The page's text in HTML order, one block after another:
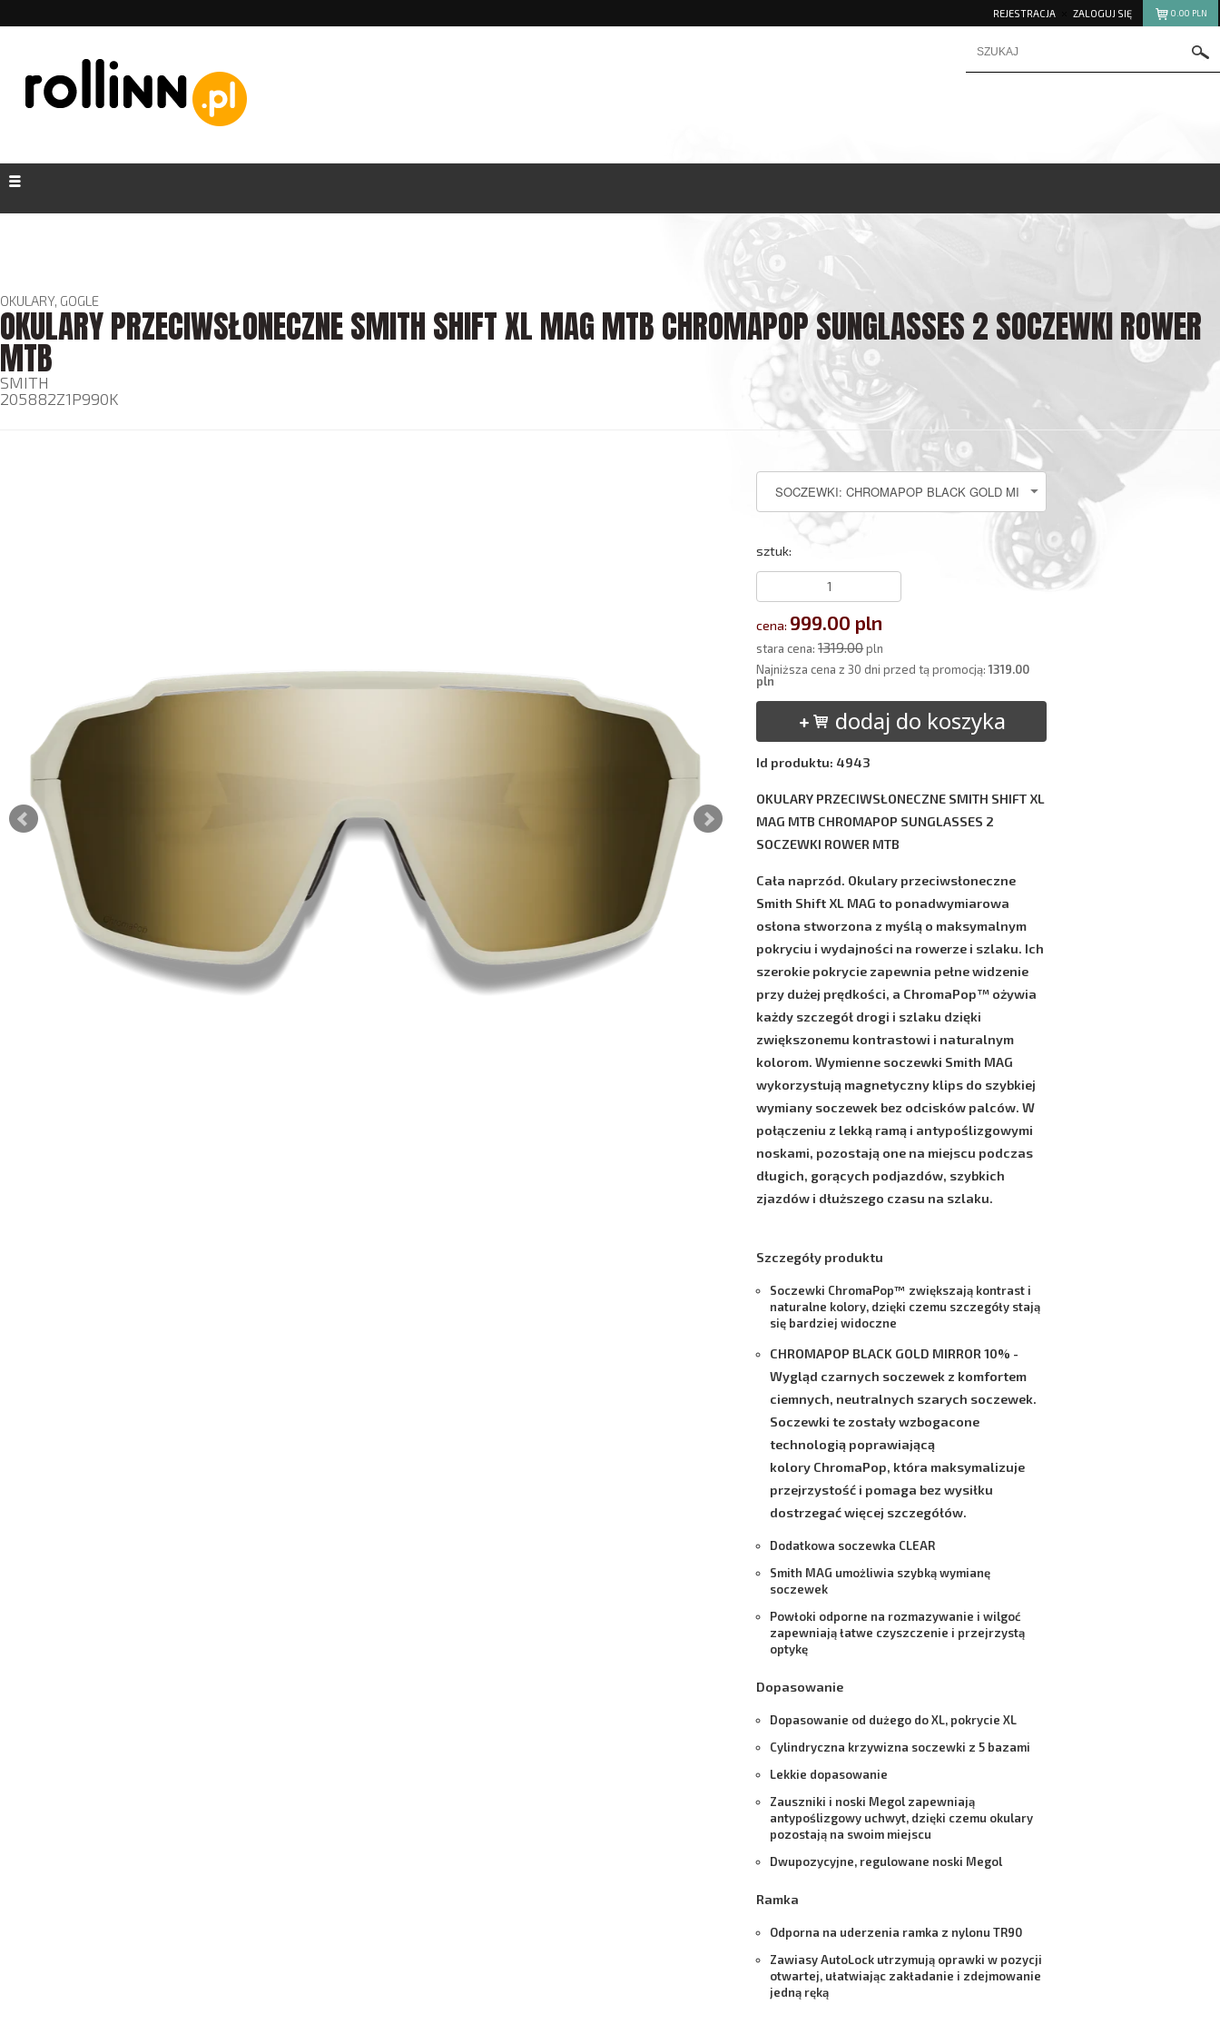
0.00 PLN
REJESTRACJA ZALOGUJ SIĘ
OKULARY, GOGLE
OKULARY PRZECIWSŁONECZNE SMITH SHIFT XL MAG MTB CHROMAPOP SUNGLASSES 2 SOCZEWKI ROWER
MTB
SMITH
205882Z1P990K
sztuk:
cena: 999.00 pln
stara cena:1319.00pln
Najniższa cena z 30 dni przed tą promocją:1319.00
pln
dodaj do koszyka
Id produktu: 4943
OKULARY PRZECIWSŁONECZNE SMITH SHIFT XL
MAG MTB CHROMAPOP SUNGLASSES 2
SOCZEWKI ROWER MTB
Cała naprzód. Okulary przeciwsłoneczne
Smith Shift XL MAG to ponadwymiarowa
osłona stworzona z myślą o maksymalnym
pokryciu i wydajności na rowerze i szlaku. Ich
szerokie pokrycie zapewnia pełne widzenie
przy dużej prędkości, a ChromaPop™ ożywia
każdy szczegół drogi i szlaku dzięki
zwiększonemu kontrastowi i naturalnym
kolorom. Wymienne soczewki Smith MAG
wykorzystują magnetyczny klips do szybkiej
wymiany soczewek bez odcisków palców. W
połączeniu z lekką ramą i antypoślizgowymi
noskami, pozostają one na miejscu podczas
długich, gorących podjazdów, szybkich
zjazdów i dłuższego czasu na szlaku.
Szczegóły produktu
Soczewki ChromaPop™ zwiększają kontrast i
naturalne kolory, dzięki czemu szczegóły stają
się bardziej widoczne
CHROMAPOP BLACK GOLD MIRROR 10% -
Wygląd czarnych soczewek z komfortem
ciemnych, neutralnych szarych soczewek.
Soczewki te zostały wzbogacone
technologią poprawiającą
kolory ChromaPop, która maksymalizuje
przejrzystość i pomaga bez wysiłku
dostrzegać więcej szczegółów.
Dodatkowa soczewka CLEAR
Smith MAG umożliwia szybką wymianę
soczewek
Powłoki odporne na rozmazywanie i wilgoć
zapewniają łatwe czyszczenie i przejrzystą
optykę
Dopasowanie
Dopasowanie od dużego do XL, pokrycie XL
Cylindryczna krzywizna soczewki z 5 bazami
Lekkie dopasowanie
Zauszniki i noski Megol zapewniają
antypoślizgowy uchwyt, dzięki czemu okulary
pozostają na swoim miejscu
Dwupozycyjne, regulowane noski Megol
Ramka
Odporna na uderzenia ramka z nylonu TR90
Zawiasy AutoLock utrzymują oprawki w pozycji
otwartej, ułatwiając zakładanie i zdejmowanie
jedną ręką